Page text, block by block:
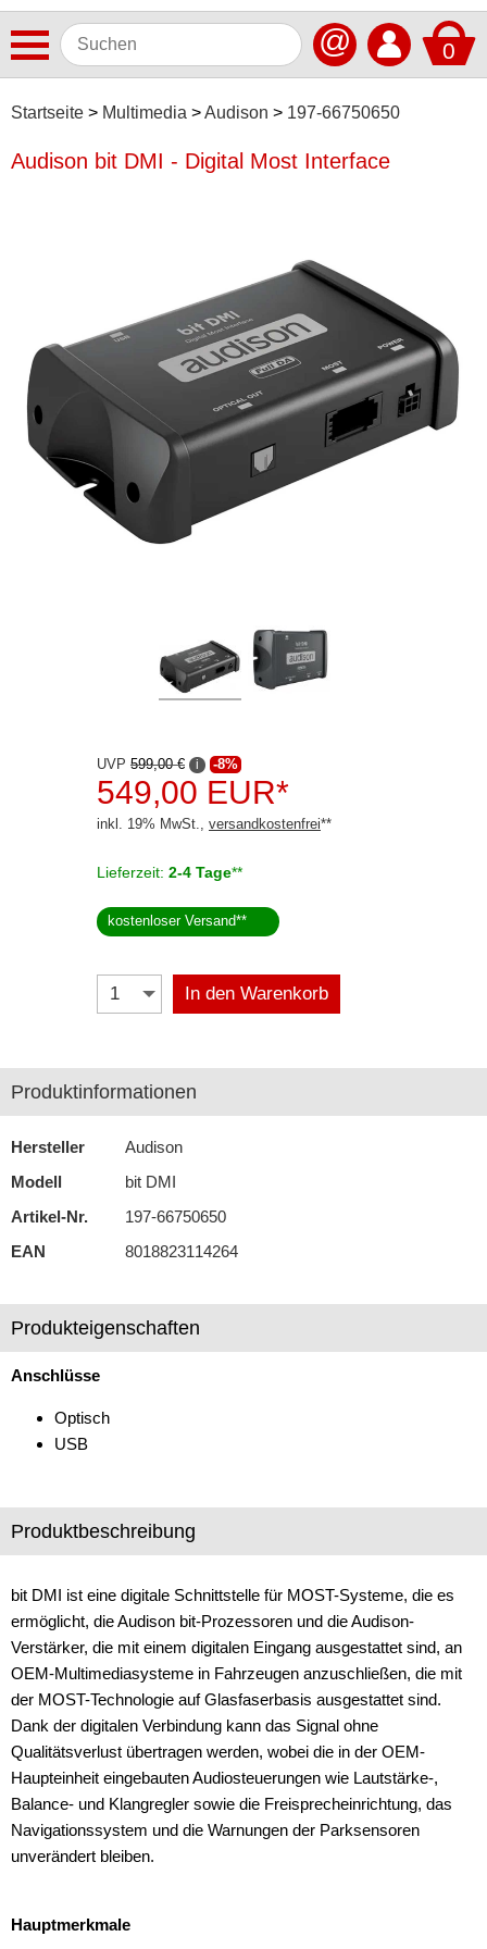
0
@
Startseite Multimedia Audison 197-66750650
Multimedia
Alpine
Antretter & Huber
Audison
Rockford Fosgate
Starlink
Stinger
Teltonika
Navigationssysteme
Subwoofer
Zubehör
Audison bit DMI - Digital Most Interface
UVP 599,00 € i -8%
549,00 EUR*
inkl. 19% MwSt., versandkostenfrei**
Lieferzeit: 2-4 Tage**
kostenloser Versand**
In den Warenkorb
Produktinformationen
Hersteller
Audison
Modell
bit DMI
Artikel-Nr.
197-66750650
EAN
8018823114264
Produkteigenschaften
Anschlüsse
Optisch
USB
Produktbeschreibung
bit DMI ist eine digitale Schnittstelle für MOST-Systeme, die es
ermöglicht, die Audison bit-Prozessoren und die Audison-
Verstärker, die mit einem digitalen Eingang ausgestattet sind, an
OEM-Multimediasysteme in Fahrzeugen anzuschließen, die mit
der MOST-Technologie auf Glasfaserbasis ausgestattet sind.
Dank der digitalen Verbindung kann das Signal ohne
Qualitätsverlust übertragen werden, wobei die in der OEM-
Haupteinheit eingebauten Audiosteuerungen wie Lautstärke-,
Balance- und Klangregler sowie die Freisprecheinrichtung, das
Navigationssystem und die Warnungen der Parksensoren
unverändert bleiben.
Hauptmerkmale